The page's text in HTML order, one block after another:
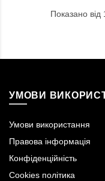
Показано від
УМОВИ
Умови використання
Правова інформація
Конфіденційність
Cookies політика